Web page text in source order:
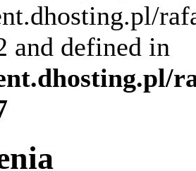
and defined in